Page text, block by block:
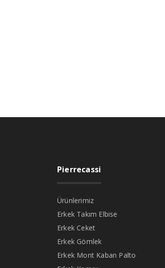
Pierrecassi
Ürünlerimiz
Erkek Takım Elbise
Erkek Ceket
Erkek Gömlek
Erkek Mont Kaban Palto